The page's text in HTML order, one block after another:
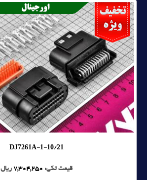
DJ7261A-1-10/21
قیمت تکی: 7,304,250 ریال